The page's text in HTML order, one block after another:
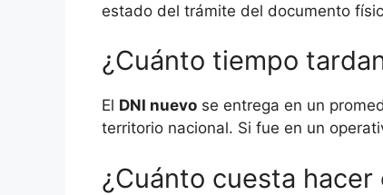
estado del trámite del documento
¿Cuánto tiempo
El DNI nuevo se entrega en un
territorio nacional. Si fue en un
¿Cuánto cuesta